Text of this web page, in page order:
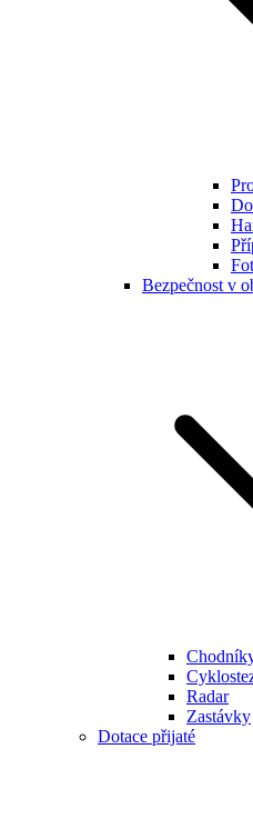
Bezpečnost v
Radar
Zastávky
Dotace přijaté